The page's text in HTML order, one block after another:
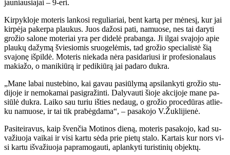
jau­niau­sia­jai – 9-eri.
Kir­pyk­lo­je mo­te­ris lan­ko­si re­gu­lia­riai, bent kar­tą per mė­ne­sį, kur jai
kir­pė­ja pa­ker­pa plau­kus. Juos da­žo­si pa­ti, na­muo­se, nes tai da­ry­ti
gro­žio sa­lo­ne mo­te­riai yra per di­de­lė pra­ban­ga. Ji il­gai sva­jo­jo apie
plau­kų da­žy­mą švie­sio­mis sruo­ge­lė­mis, tad gro­žio spe­cia­lis­tė šią
sva­jo­nę iš­pil­dė. Mo­te­ris nie­ka­da nė­ra pa­si­da­riu­si ir pro­fe­sio­na­laus
ma­kia­žo, o ma­ni­kiū­rą ir pe­di­kiū­rą jai pa­da­ro duk­ra.
„Ma­ne la­bai nu­ste­bi­no, kai ga­vau pa­siū­ly­mą ap­si­lan­ky­ti gro­žio stu­
di­jo­je ir ne­mo­ka­mai pa­sig­ra­žin­ti. Da­ly­vau­ti šio­je ak­ci­jo­je ma­ne pa­
siū­lė duk­ra. Lai­ko sau tu­riu iš­ties ne­daug, o gro­žio pro­ce­dū­ras at­lie­
ku na­muo­se, ir tai tik pra­bėg­da­ma“, – pa­sa­ko­jo V.Žuk­li­jie­nė.
Pa­si­tei­ra­vus, kaip šven­čia Mo­ti­nos die­ną, mo­te­ris pa­sa­ko­jo, kad su­
va­žiuo­ja vai­kai ir vi­si kar­tu sė­da prie pie­tų sta­lo. Kar­tais kur nors vi­
si kar­tu iš­va­žiuo­ja pa­pra­mo­gau­ti, ap­lan­ky­ti tu­ris­ti­nių ob­jek­tų.